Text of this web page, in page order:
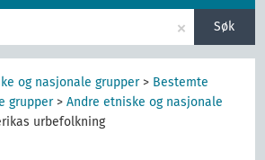
× Søk
og nasjonale grupper> Bestemte
grupper>Andre etniske og nasjonale
urbefolkning